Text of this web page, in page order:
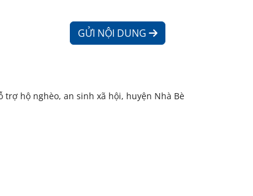
GỬI NỘI DUNG
trợ hộ nghèo, an sinh xã hội, huyện Nhà Bè